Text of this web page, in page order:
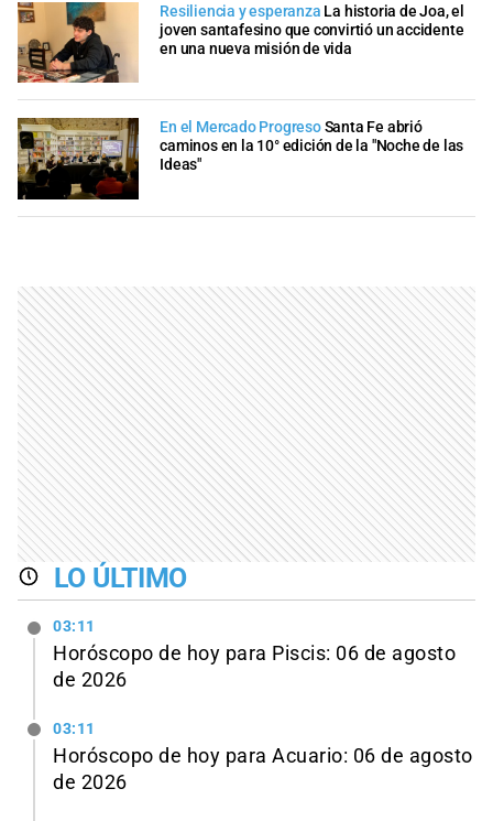
Resiliencia y esperanza La historia de Joa, el
joven santafesino que convirtió un accidente
en una nueva misión de vida
En el Mercado ProgresoSanta Fe abrió
caminos en la 10° edición de la "Noche de las
Ideas"
LO ÚLTIMO
03:11
Horóscopo de hoy para Piscis: 06 de agosto
de 2026
03:11
Horóscopo de hoy para Acuario: 06 de agosto
de 2026